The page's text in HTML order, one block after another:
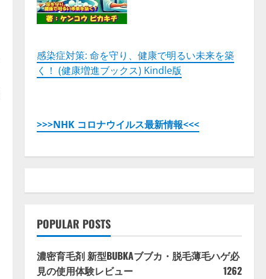
感染症対策: 命を守り、健康で明るい未来を築
く！ (健康増進ブックス) Kindle版
>>>NHK コロナウイルス最新情報<<<
POPULAR POSTS
濃密育毛剤 新型BUBKAブブカ・脱毛薄毛ハゲ必
見の使用体験レビュー
1262